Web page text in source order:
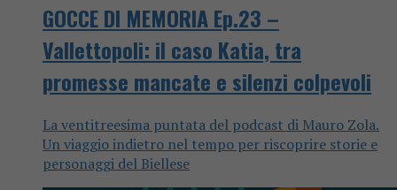
GOCCE DI MEMORIA Ep.23 –
Vallettopoli: il caso Katia, tra
promesse mancate e silenzi colpevoli
La ventitreesima puntata del podcast di Mauro Zola.
Un viaggio indietro nel tempo per riscoprire storie e
personaggi del Biellese